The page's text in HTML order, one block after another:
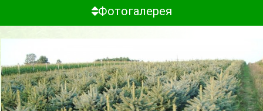
Фотогалерея